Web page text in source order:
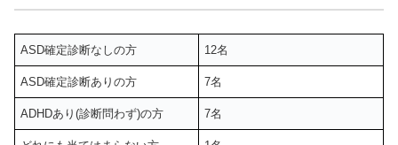
ASD確定診断なしの方 12名
ASD確定診断ありの方 7名
ADHDあり(診断問わず)の方 7名